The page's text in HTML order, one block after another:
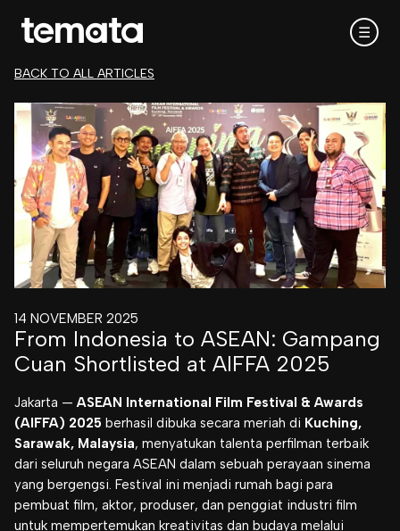
☰
BACK TO ALL ARTICLES
From Indonesia to ASEAN: Gampang
Cuan Shortlisted at AIFFA 2025
14 NOVEMBER 2025
Jakarta —ASEAN International Film Festival & Awards
(AIFFA) 2025 berhasil dibuka secara meriah di Kuching,
Sarawak, Malaysia, menyatukan talenta perfilman terbaik
dari seluruh negara ASEAN dalam sebuah perayaan sinema
yang bergengsi. Festival ini menjadi rumah bagi para
pembuat film, aktor, produser, dan penggiat industri film
untuk mempertemukan kreativitas dan budaya melalui